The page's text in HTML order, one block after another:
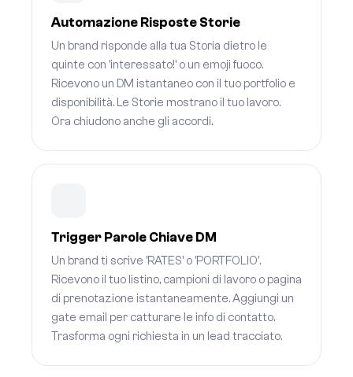
Automazione Risposte Storie
Un brand risponde alla tua Storia dietro le
quinte con 'interessato!' o un emoji fuoco.
Ricevono un DM istantaneo con il tuo portfolio e
disponibilità. Le Storie mostrano il tuo lavoro.
Ora chiudono anche gli accordi.
Trigger Parole Chiave DM
Un brand ti scrive 'RATES' o 'PORTFOLIO'.
Ricevono il tuo listino, campioni di lavoro o pagina
di prenotazione istantaneamente. Aggiungi un
gate email per catturare le info di contatto.
Trasforma ogni richiesta in un lead tracciato.